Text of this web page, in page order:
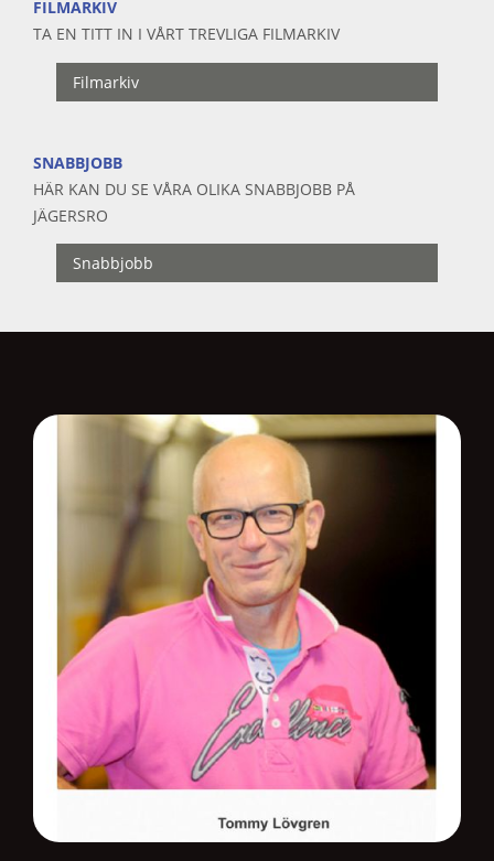
FILMARKIV
TA EN TITT IN I VÅRT TREVLIGA FILMARKIV
Filmarkiv
SNABBJOBB
HÄR KAN DU SE VÅRA OLIKA SNABBJOBB PÅ
JÄGERSRO
Snabbjobb